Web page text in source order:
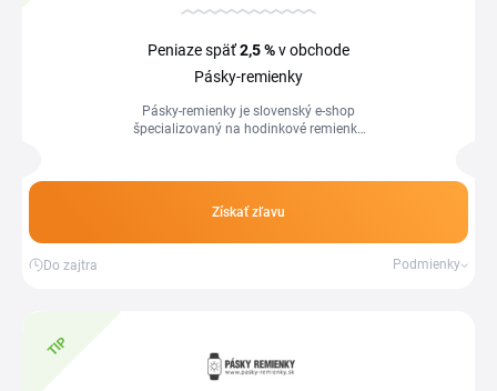
výmene starého remienka alebo pri kúpe rezervných
akcií. Stačí si vybrať ten správny pre váš nákup, skopírovať
kód a vložiť ho v košíku obchodu.
Peniaze späť2,5 %v obchode
Pásky-remienky
Pásky-remienky je slovenský e-shop
špecializovaný na hodinkové remienky
Získať zľavu
Do zajtra Podmienky
TIP